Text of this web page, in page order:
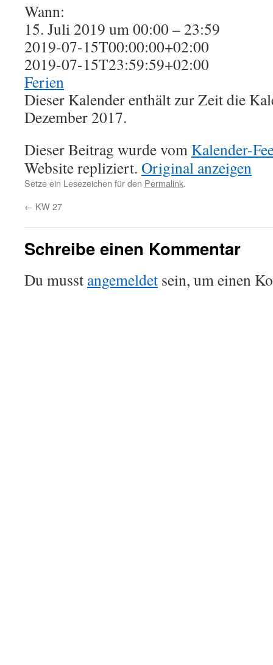
Wann:
15. Juli 2019 um 00:00 – 23:59
2019-07-15T00:00:00+02:00
2019-07-15T23:59:59+02:00
Ferien
Dieser Kalender enthält zur Zeit die
Dezember 2017.
Dieser Beitrag wurde vom Kalender-
Website repliziert. Original anzeigen
Setze ein Lesezeichen für den Permalink.
← KW 27
Schreibe einen Kommentar
Du musst angemeldet sein, um einen